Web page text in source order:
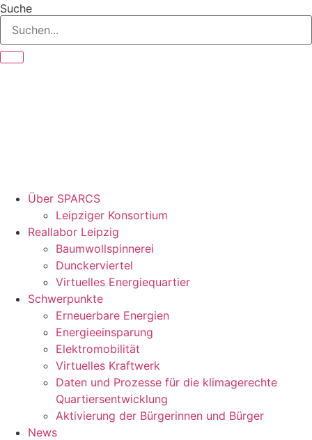
Suche
Über SPARCS
Leipziger Konsortium
Reallabor Leipzig
Baumwollspinnerei
Dunckerviertel
Virtuelles Energiequartier
Schwerpunkte
Erneuerbare Energien
Energieeinsparung
Elektromobilität
Virtuelles Kraftwerk
Daten und Prozesse für die klimagerechte
Quartiersentwicklung
Aktivierung der Bürgerinnen und Bürger
News